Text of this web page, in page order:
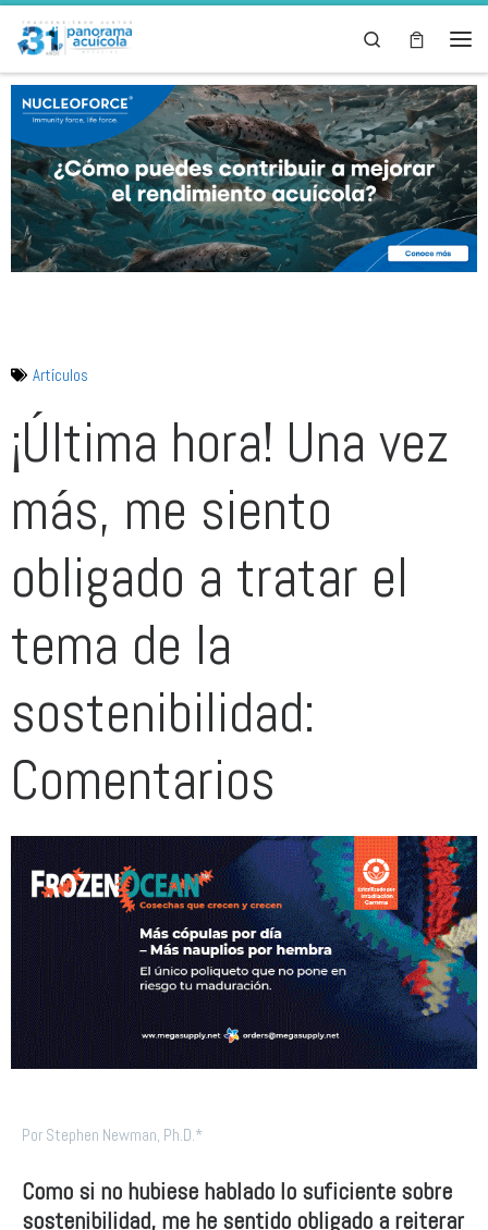
Skip to content Search
Artículos
¡Última hora! Una vez
más, me siento
obligado a tratar el
tema de la
sostenibilidad:
Comentarios
Como si no hubiese hablado lo suficiente sobre
sostenibilidad, me he sentido obligado a reiterar
parte de lo que he dicho y añadir algunas cosas